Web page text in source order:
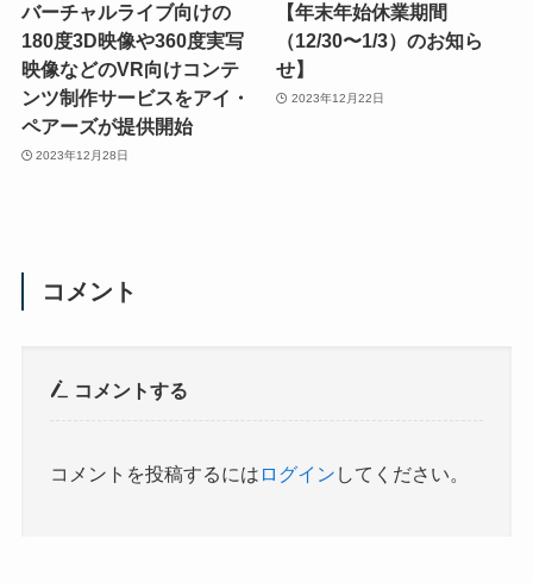
バーチャルライブ向けの
180度3D映像や360度実写
映像などのVR向けコンテ
ンツ制作サービスをアイ・
ペアーズが提供開始
2023年12月28日
【年末年始休業期間
（12/30〜1/3）のお知ら
せ】
2023年12月22日
コメント
コメントする
コメントを投稿するには ログイン してください。